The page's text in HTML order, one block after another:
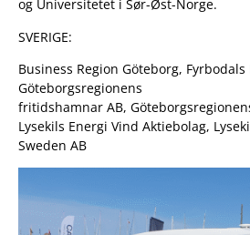
og Universitetet i Sør-Øst-Norge.
SVERIGE:
Business Region Göteborg,
Göteborgsregionens
fritidshamnar AB,
Lysekils Energi Vind Aktiebolag,
Sweden AB